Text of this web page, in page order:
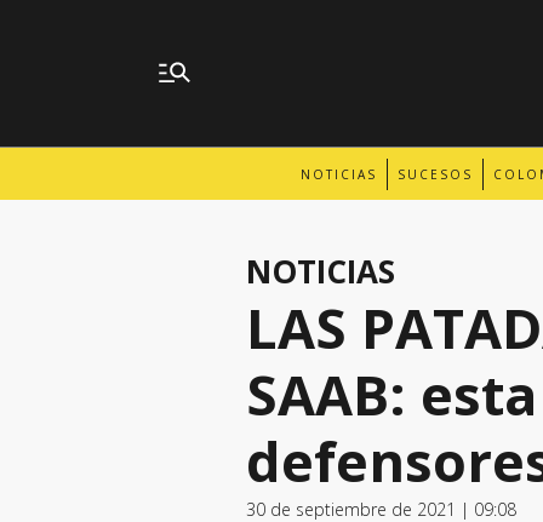
NOTICIAS SUCESOS
NOTICIAS
LAS
SAAB:
30 de septiembre de 2021 | 09:08